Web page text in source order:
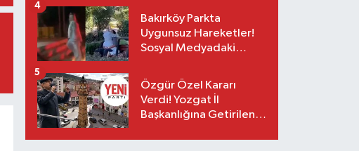
Bakırköy Parkta
Uygunsuz Hareketler!
Sosyal Medyadaki
Gözaltı
4
Özgür Özel Kararı
Verdi! Yozgat İl
Başkanlığına Getirilen
5